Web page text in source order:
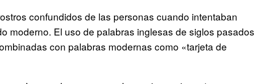
confundidos de las personas cuando intentaban
moderno. El uso de palabras inglesas de siglos pasados
con palabras modernas como «tarjeta de